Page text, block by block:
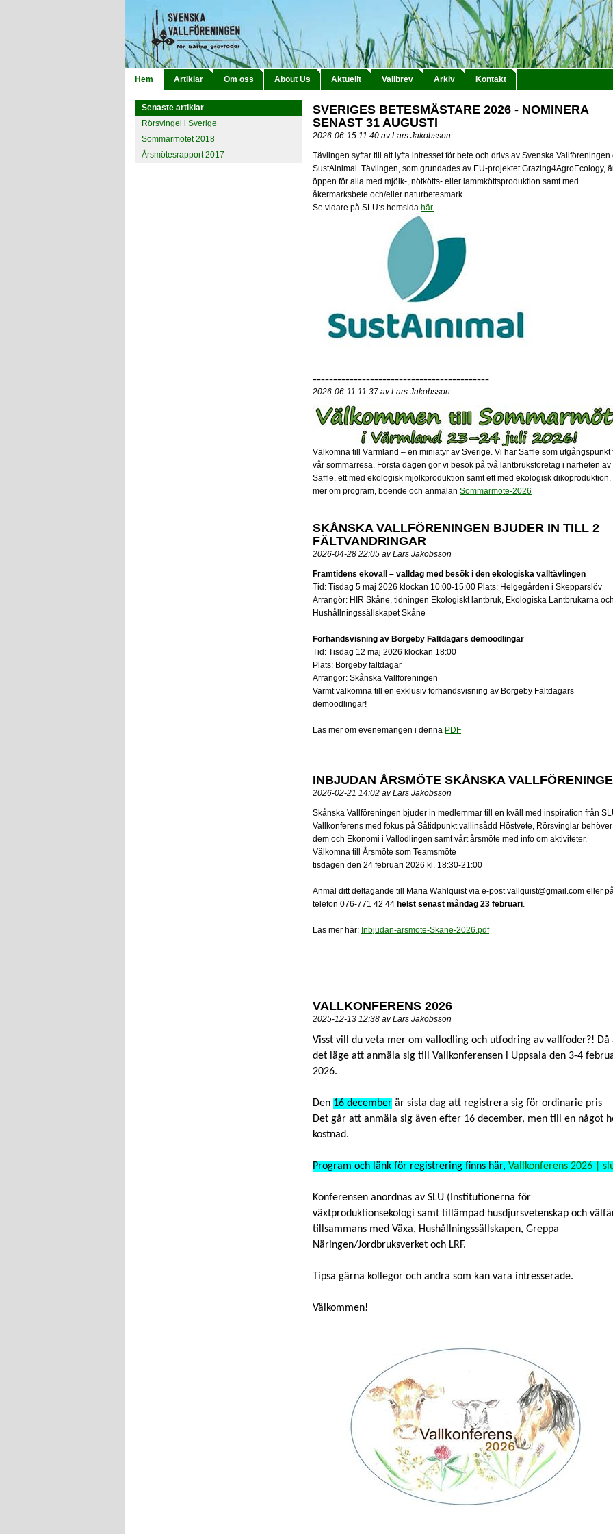
Hem Artiklar Om oss About Us Aktuellt Vallbrev Arkiv Kontakt
Senaste artiklar
Rörsvingel i Sverige
Sommarmötet 2018
Årsmötesrapport 2017
SVERIGES BETESMÄSTARE 2026 - NOMINERA
SENAST 31 AUGUSTI
2026-06-15 11:40 av Lars Jakobsson
Tävlingen syftar till att lyfta intresset för bete och drivs av Svenska Vallföreningen
SustAinimal. Tävlingen, som grundades av EU-projektet Grazing4AgroEcology,
öppen för alla med mjölk-, nötkötts- eller lammköttsproduktion samt med
åkermarksbete och/eller naturbetesmark.
Se vidare på SLU:s hemsida här.
-------------------------------------------
2026-06-11 11:37 av Lars Jakobsson
Välkomna till Värmland – en miniatyr av Sverige. Vi har Säffle som utgångspunkt
vår sommarresa. Första dagen gör vi besök på två lantbruksföretag i närheten av
Säffle, ett med ekologisk mjölkproduktion samt ett med ekologisk dikoproduktion.
mer om program, boende och anmälan Sommarmote-2026
SKÅNSKA VALLFÖRENINGEN BJUDER IN TILL 2
FÄLTVANDRINGAR
2026-04-28 22:05 av Lars Jakobsson
Framtidens ekovall – valldag med besök i den ekologiska valltävlingen
Tid: Tisdag 5 maj 2026 klockan 10:00-15:00 Plats: Helgegården i Skepparslöv
Arrangör: HIR Skåne, tidningen Ekologiskt lantbruk, Ekologiska Lantbrukarna
Hushållningssällskapet Skåne
Förhandsvisning av Borgeby Fältdagars demoodlingar
Tid: Tisdag 12 maj 2026 klockan 18:00
Plats: Borgeby fältdagar
Arrangör: Skånska Vallföreningen
Varmt välkomna till en exklusiv förhandsvisning av Borgeby Fältdagars
demoodlingar!
Läs mer om evenemangen i denna PDF
INBJUDAN ÅRSMÖTE SKÅNSKA
2026-02-21 14:02 av Lars Jakobsson
Skånska Vallföreningen bjuder in medlemmar till en kväll med inspiration från
Vallkonferens med fokus på Såtidpunkt vallinsådd Höstvete, Rörsvinglar
dem och Ekonomi i Vallodlingen samt vårt årsmöte med info om aktiviteter.
Välkomna till Årsmöte som Teamsmöte
tisdagen den 24 februari 2026 kl. 18:30-21:00
Anmäl ditt deltagande till Maria Wahlquist via e-postvallquist@gmail.com eller
telefon 076-771 42 44 helst senast måndag 23 februari.
Läs mer här: Inbjudan-arsmote-Skane-2026.pdf
VALLKONFERENS 2026
2025-12-13 12:38 av Lars Jakobsson
Visst vill du veta mer om vallodling och utfodring av vallfoder?! Då
det läge att anmäla sig till Vallkonferensen i Uppsala den 3-4
2026.
Den 16 december är sista dag att registrera sig för ordinarie pris
Det går att anmäla sig även efter 16 december, men till en något
kostnad.
Program och länk för registrering finns här, Vallkonferens 2026 |
Konferensen anordnas av SLU (Institutionerna för
växtproduktionsekologi samt tillämpad husdjursvetenskap och
tillsammans med Växa, Hushållningssällskapen, Greppa
Näringen/Jordbruksverket och LRF.
Tipsa gärna kollegor och andra som kan vara intresserade.
Välkommen!